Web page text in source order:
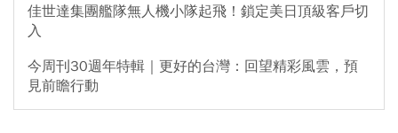
佳世達集團艦隊無人機小隊起飛！鎖定美日頂級客戶切
入
今周刊30週年特輯｜更好的台灣：回望精彩風雲，預
見前瞻行動